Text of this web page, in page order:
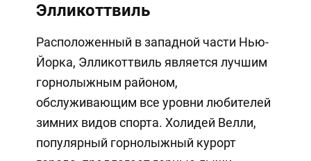
Элликоттвиль
Расположенный в западной части Нью-
Йорка, Элликоттвиль является лучшим
горнолыжным районом,
обслуживающим все уровни любителей
зимних видов спорта. Холидей Велли,
популярный горнолыжный курорт